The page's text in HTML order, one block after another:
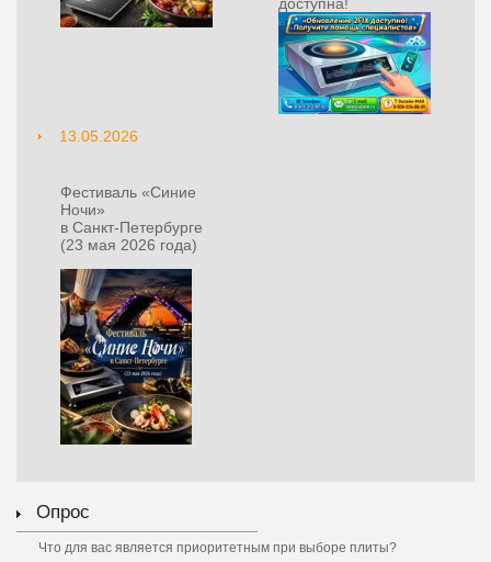
13.05.2026
Фестиваль «Синие
Ночи»
в Санкт‑Петербурге
(23 мая 2026 года)
Опрос
Что для вас является приоритетным при выборе плиты?